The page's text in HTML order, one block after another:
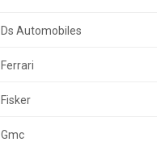
Ds Automobiles
Ferrari
Fisker
Gmc